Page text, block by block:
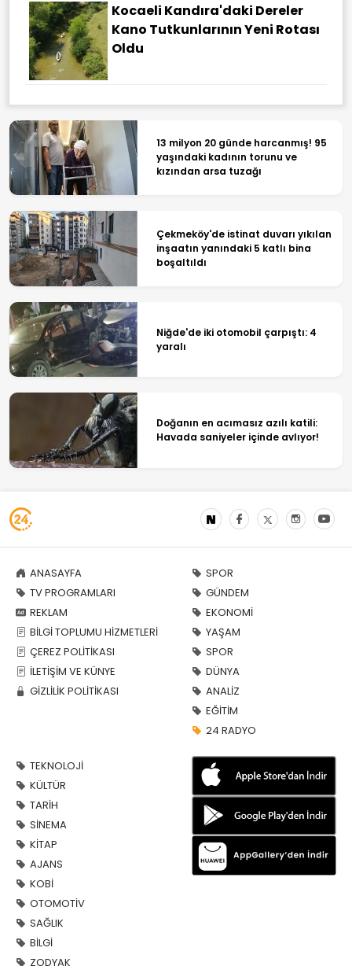
Kocaeli Kandıra'daki Dereler
Kano Tutkunlarının Yeni Rotası
Oldu
13 milyon 20 günde harcanmış! 95
yaşındaki kadının torunu ve
kızından arsa tuzağı
Çekmeköy'de istinat duvarı yıkılan
inşaatın yanındaki 5 katlı bina
boşaltıldı
Niğde'de iki otomobil çarpıştı: 4
yaralı
Doğanın en acımasız azılı katili:
Havada saniyeler içinde avlıyor!
ANASAYFA
TV PROGRAMLARI
REKLAM
BİLGİ TOPLUMU HİZMETLERİ
ÇEREZ POLİTİKASI
İLETİŞİM VE KÜNYE
GİZLİLİK POLİTİKASI
SPOR
GÜNDEM
EKONOMİ
YAŞAM
SPOR
DÜNYA
ANALİZ
EĞİTİM
24 RADYO
TEKNOLOJİ
KÜLTÜR
TARİH
SİNEMA
KİTAP
AJANS
KOBİ
OTOMOTİV
SAĞLIK
BİLGİ
ZODYAK